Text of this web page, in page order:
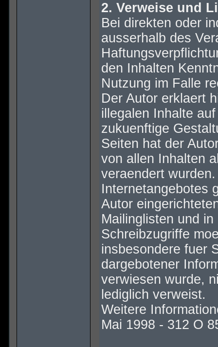
2. Verweise und
Bei direkten oder
ausserhalb des
den Inhalten
Nutzung im Falle
Der Autor erklaert
illegalen Inhalte
zukuenftige
Seiten hat der
von allen Inhalten
veraendert
Internetangebotes
Autor
Mailinglisten und
Schreibzugriffe
insbesondere fuer
dargebotener
verwiesen wurde,
lediglich verweist.
Weitere
Mai 1998 - 312 O